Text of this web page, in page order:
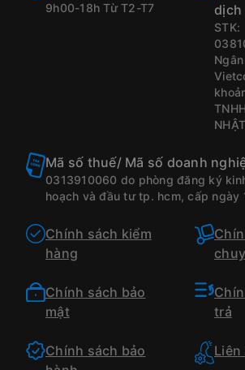
9h00-18h Từ T2-T7
dịch
STK:
Mã số thuế/ Mã số doanh
0313910060 do phòng đăng ký
hoạch và đầu tư tp. hcm, cấp ngày
Chính sách kiểm
hàng
Chính sách bảo
mật
trả
Chính sách bảo